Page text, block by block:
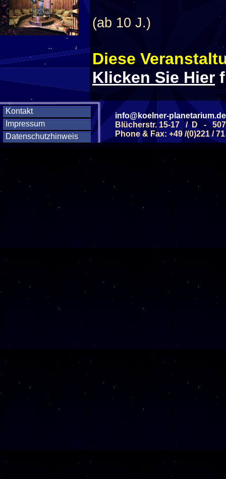
Kontakt
Impressum
Datenschutzhinweis
(ab 10 J.)
Diese
Klicken Sie Hier
Diese
Wochentag
SAMSTAG
SAMSTAG
SAMSTAG
Alle
info@koelner-planetarium.de
Blücherstr. 15-17 / D -
Phone & Fax: +49 /(0)221 /